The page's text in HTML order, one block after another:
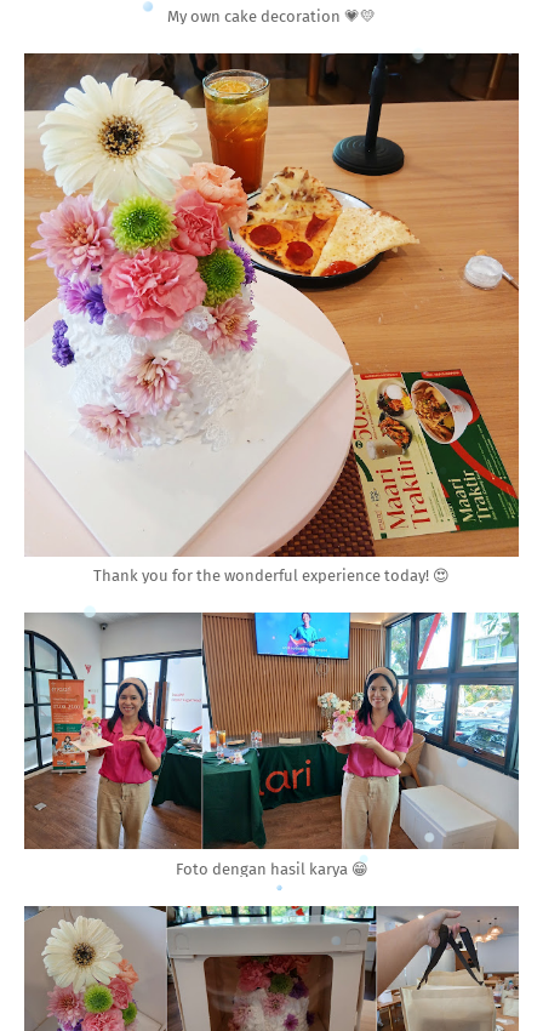
My own cake decoration 💗💛
Thank you for the wonderful experience today! 😍
Foto dengan hasil karya 😁